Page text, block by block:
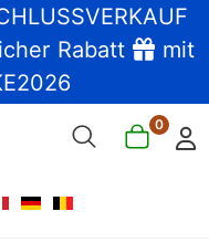
Rabatt
mit
0